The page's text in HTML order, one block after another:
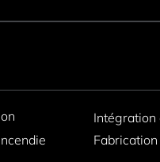
Intégration